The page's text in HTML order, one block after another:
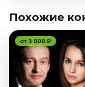
Похожие
от 3 000 ₽